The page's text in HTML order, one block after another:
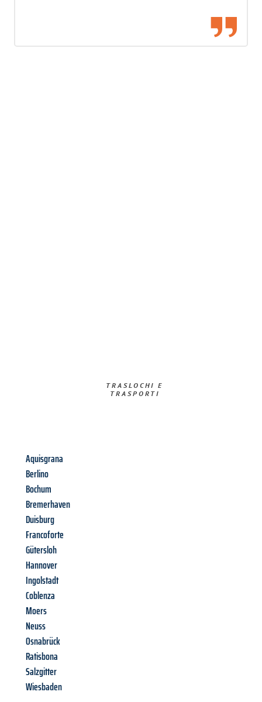
TRASLOCHI E
TRASPORTI​
Aquisgrana
Berlino
Bochum
Bremerhaven
Duisburg
Francoforte
Gütersloh
Hannover
Ingolstadt
Coblenza
Moers
Neuss
Osnabrück
Ratisbona
Salzgitter
Wiesbaden